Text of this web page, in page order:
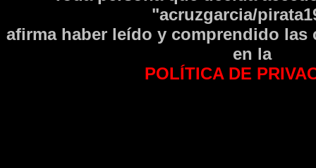
"acruzgarcia/
afirma haber leí­do y comprendido las
en la
POLÍTICA DE